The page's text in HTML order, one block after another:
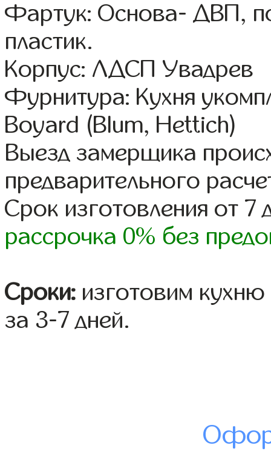
Фартук: Основа- ДВП,
пластик.
Корпус: ЛДСП Увадрев
Фурнитура: Кухня
Boyard (Blum, Hettich)
Выезд замерщика
предварительного
Срок изготовления от 7
рассрочка 0% без
Сроки: изготовим
за 3-7 дней.